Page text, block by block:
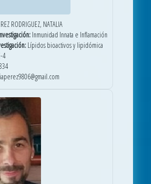
RODRIGUEZ, NATALIA
Inmunidad Innata e Inflamación
Lípidos bioactivos y lipidómica
4